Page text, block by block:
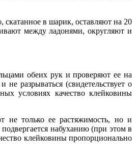
в шарик, оставляют на 20
между ладонями, округляют и
обеих рук и проверяют ее на
разрываться (свидетельствует о
условиях качество клейковины
не только ее растяжимость, но и
набуханию (при этом в
клейковины пропорционально